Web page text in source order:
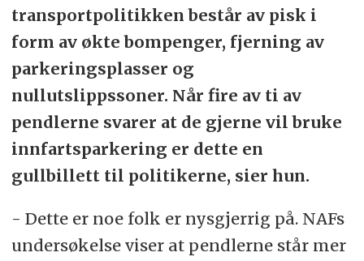
transportpolitikken består av pisk i
form av økte bompenger, fjerning av
parkeringsplasser og
nullutslippssoner. Når fire av ti av
pendlerne svarer at de gjerne vil bruke
innfartsparkering er dette en
gullbillett til politikerne, sier hun.
- Dette er noe folk er nysgjerrig på. NAFs
undersøkelse viser at pendlerne står mer